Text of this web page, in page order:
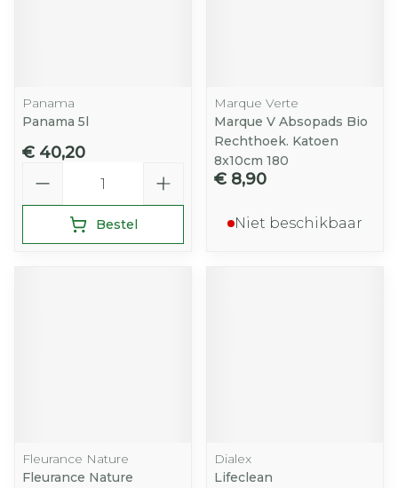
Panama
Panama 5l
€ 40,20
Bestel
Marque Verte
Marque V Absopads Bio
Rechthoek. Katoen
8x10cm 180
€ 8,90
Niet beschikbaar
Fleurance Nature
Fleurance Nature
Dialex
Lifeclean